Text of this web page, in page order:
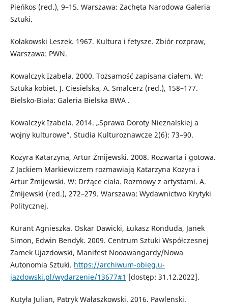
Pieńkos (red.), 9–15. Warszawa: Zachęta Narodowa Galeria
Sztuki.
Kołakowski Leszek. 1967. Kultura i fetysze. Zbiór rozpraw,
Warszawa: PWN.
Kowalczyk Izabela. 2000. Tożsamość zapisana ciałem. W:
Sztuka kobiet. J. Ciesielska, A. Smalcerz (red.), 158–177.
Bielsko-Biała: Galeria Bielska BWA .
Kowalczyk Izabela. 2014. „Sprawa Doroty Nieznalskiej a
wojny kulturowe”. Studia Kulturoznawcze 2(6): 73–90.
Kozyra Katarzyna, Artur Żmijewski. 2008. Rozwarta i gotowa.
Z Jackiem Markiewiczem rozmawiają Katarzyna Kozyra i
Artur Żmijewski. W: Drżące ciała. Rozmowy z artystami. A.
Żmijewski (red.), 272–279. Warszawa: Wydawnictwo Krytyki
Politycznej.
Kurant Agnieszka. Oskar Dawicki, Łukasz Ronduda, Janek
Simon, Edwin Bendyk. 2009. Centrum Sztuki Współczesnej
Zamek Ujazdowski, Manifest Nooawangardy/Nowa
Autonomia Sztuki. https://archiwum-obieg.u-
jazdowski.pl/wydarzenie/13677#1 [dostęp: 31.12.2022].
Kutyła Julian, Patryk Wałaszkowski. 2016. Pawlenski.